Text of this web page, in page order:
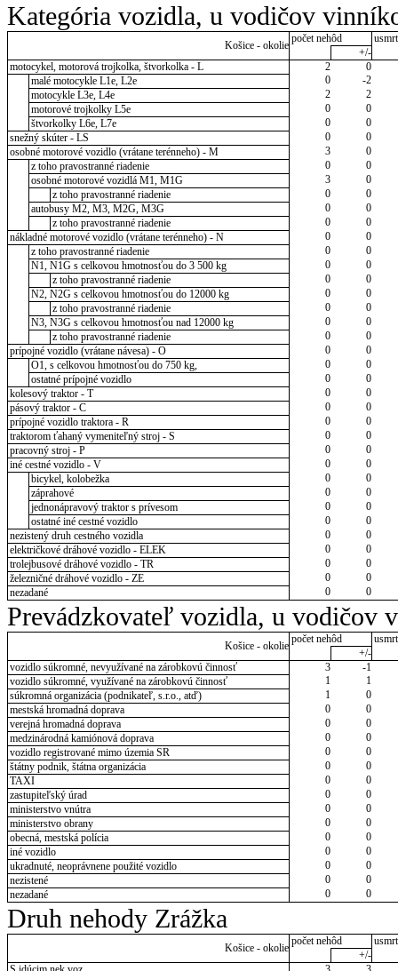
Kategória vozidla, u vodičov
Košice - okolie
počet nehôd
+/-
motocykel, motorová trojkolka, štvorkolka - L
2
0
malé motocykle L1e, L2e
0
-2
motocykle L3e, L4e
2
2
motorové trojkolky L5e
0
0
štvorkolky L6e, L7e
0
0
snežný skúter - LS
0
0
osobné motorové vozidlo (vrátane terénneho) - M
3
0
z toho pravostranné riadenie
0
0
osobné motorové vozidlá M1, M1G
3
0
z toho pravostranné riadenie
0
0
autobusy M2, M3, M2G, M3G
0
0
z toho pravostranné riadenie
0
0
nákladné motorové vozidlo (vrátane terénneho) - N
0
0
z toho pravostranné riadenie
0
0
N1, N1G s celkovou hmotnosťou do 3 500 kg
0
0
z toho pravostranné riadenie
0
0
N2, N2G s celkovou hmotnosťou do 12000 kg
0
0
z toho pravostranné riadenie
0
0
N3, N3G s celkovou hmotnosťou nad 12000 kg
0
0
z toho pravostranné riadenie
0
0
prípojné vozidlo (vrátane návesa) - O
0
0
O1, s celkovou hmotnosťou do 750 kg,
0
0
ostatné prípojné vozidlo
0
0
kolesový traktor - T
0
0
pásový traktor - C
0
0
prípojné vozidlo traktora - R
0
0
traktorom ťahaný vymeniteľný stroj - S
0
0
pracovný stroj - P
0
0
iné cestné vozidlo - V
0
0
bicykel, kolobežka
0
0
záprahové
0
0
jednonápravový traktor s prívesom
0
0
ostatné iné cestné vozidlo
0
0
nezistený druh cestného vozidla
0
0
električkové dráhové vozidlo - ELEK
0
0
trolejbusové dráhové vozidlo - TR
0
0
železničné dráhové vozidlo - ZE
0
0
nezadané
0 0
Prevádzkovateľ vozidla, u vodičov
Košice - okolie
počet nehôd
+/-
vozidlo súkromné, nevyužívané na zárobkovú činnosť
3
-1
vozidlo súkromné, využívané na zárobkovú činnosť
1
1
súkromná organizácia (podnikateľ, s.r.o., atď)
1
0
mestská hromadná doprava
0
0
verejná hromadná doprava
0
0
medzinárodná kamiónová doprava
0
0
vozidlo registrované mimo územia SR
0
0
štátny podnik, štátna organizácia
0
0
TAXI
0
0
zastupiteľský úrad
0
0
ministerstvo vnútra
0
0
ministerstvo obrany
0
0
obecná, mestská polícia
0
0
iné vozidlo
0
0
ukradnuté, neoprávnene použité vozidlo
0
0
nezistené
0
0
nezadané
0 0
Druh nehody Zrážka
Košice - okolie
počet nehôd
+/-